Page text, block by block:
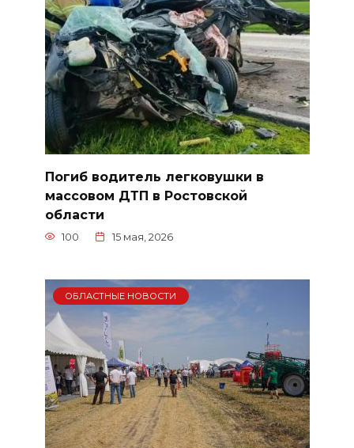
Погиб водитель легковушки в
массовом ДТП в Ростовской
области
100 15 мая, 2026
ОБЛАСТНЫЕ НОВОСТИ